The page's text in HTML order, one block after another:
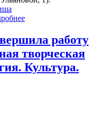
работу
творческая
Культура.